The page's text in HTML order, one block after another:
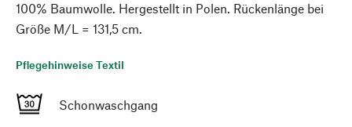
100% Baumwolle. Hergestellt in Polen. Rückenlänge bei
Größe M/L = 131,5 cm.
Pflegehinweise Textil
Schonwaschgang